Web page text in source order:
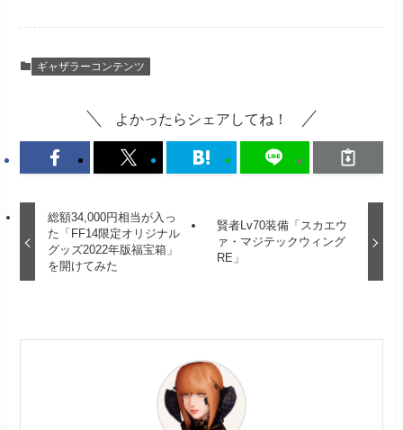
ギャザラーコンテンツ
よかったらシェアしてね！
総額34,000円相当が入っ
た「FF14限定オリジナル
グッズ2022年版福宝箱」
を開けてみた
賢者Lv70装備「スカエウ
ァ・マジテックウィング
RE」